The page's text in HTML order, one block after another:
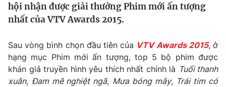
Thế giới đó đây
Câu chuyện quốc tế
Tài chính
Góc doanh nghiệp
Dữ liệu và đời sống
Truyền hình
Phim VTV
Giải trí
hội nhận được giải thưởng Phim mới ấn tượng
nhất của VTV Awards 2015.
Sau vòng bình chọn đầu tiên của VTV Awards 2015, ở
hạng mục Phim mới ấn tượng, top 5 bộ phim được
khán giả truyền hình yêu thích nhất chính là Tuổi thanh
xuân, Đam mê nghiệt ngã, Mưa bóng mây, Trái tim có